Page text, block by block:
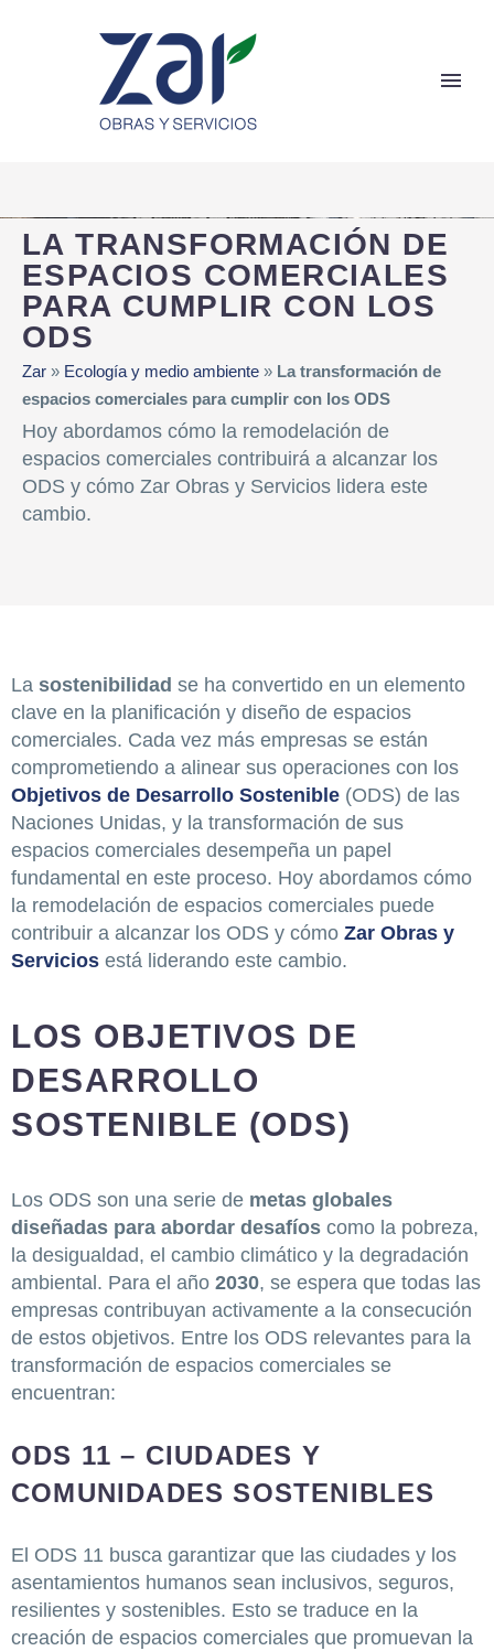
LA TRANSFORMACIÓN DE
ESPACIOS COMERCIALES
PARA CUMPLIR CON LOS
ODS
Zar » Ecología y medio ambiente » La transformación de
espacios comerciales para cumplir con los ODS
Hoy abordamos cómo la remodelación de
espacios comerciales contribuirá a alcanzar los
ODS y cómo Zar Obras y Servicios lidera este
cambio.
La sostenibilidad se ha convertido en un elemento
clave en la planificación y diseño de espacios
comerciales. Cada vez más empresas se están
comprometiendo a alinear sus operaciones con los
Objetivos de Desarrollo Sostenible (ODS) de las
Naciones Unidas, y la transformación de sus
espacios comerciales desempeña un papel
fundamental en este proceso. Hoy abordamos cómo
la remodelación de espacios comerciales puede
contribuir a alcanzar los ODS y cómo Zar Obras y
Servicios está liderando este cambio.
LOS OBJETIVOS DE
DESARROLLO
SOSTENIBLE (ODS)
Los ODS son una serie de metas globales
diseñadas para abordar desafíos como la pobreza,
la desigualdad, el cambio climático y la degradación
ambiental. Para el año 2030, se espera que todas las
empresas contribuyan activamente a la consecución
de estos objetivos. Entre los ODS relevantes para la
transformación de espacios comerciales se
encuentran:
ODS 11 – CIUDADES Y
COMUNIDADES SOSTENIBLES
El ODS 11 busca garantizar que las ciudades y los
asentamientos humanos sean inclusivos, seguros,
resilientes y sostenibles. Esto se traduce en la
creación de espacios comerciales que promuevan la